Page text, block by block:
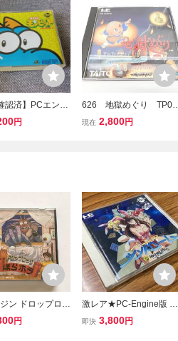
認済】PCエンジ
「聖竜伝説モ
円
626 地獄めぐり TP02
013 タイトー PCエンジ
現在 2,800円
ン ドロップロッ
ラ （説明書・ケ
円
激レア★PC-Engine版 ま
ーじゃん バニラシンド
即決 3,800円